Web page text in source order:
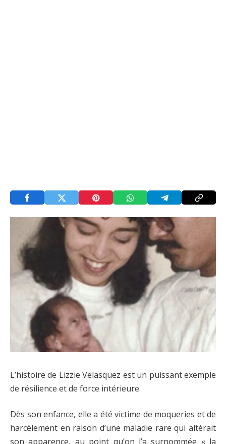
L’histoire de Lizzie Velasquez est un puissant exemple
de résilience et de force intérieure.
Dès son enfance, elle a été victime de moqueries et de
harcèlement en raison d’une maladie rare qui altérait
son apparence, au point qu’on l’a surnommée « la